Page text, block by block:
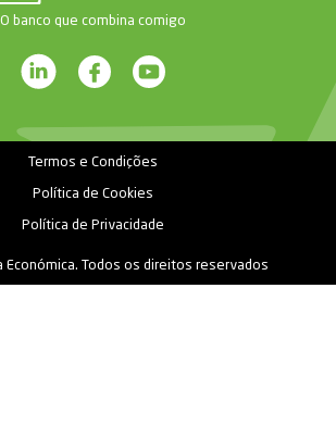
O banco que combina comigo
Económica. Todos os direitos reservados
Termos e Condições
Política de Cookies
Política de Privacidade